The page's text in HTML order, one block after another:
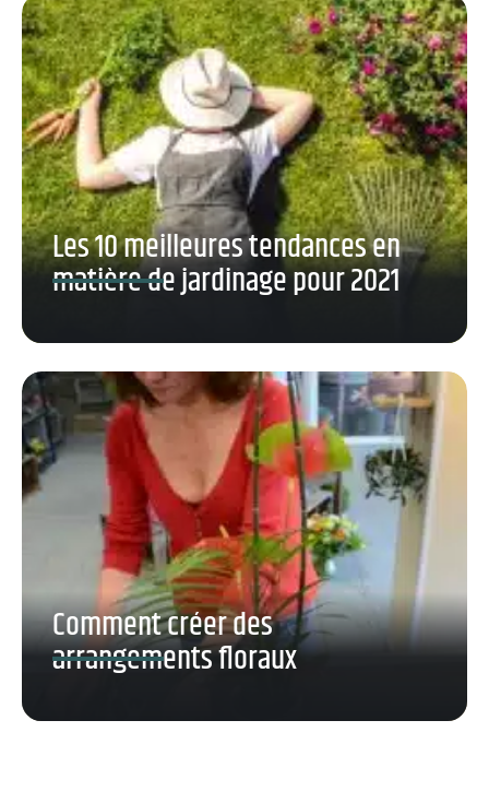
Les 10 meilleures tendances en
matière de jardinage pour 2021
Comment créer des
arrangements floraux